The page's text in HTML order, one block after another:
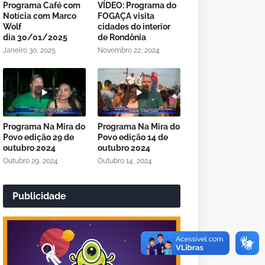
Programa Café com
Notícia com Marco
Wolf
dia 30/01/2025
Janeiro 30, 2025
VÍDEO: Programa do
FOGAÇA visita
cidades do interior
de Rondônia
Novembro 22, 2024
Programa Na Mira do
Povo edição 29 de
outubro 2024
Outubro 29, 2024
Programa Na Mira do
Povo edição 14 de
outubro 2024
Outubro 14, 2024
Publicidade